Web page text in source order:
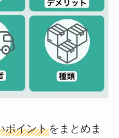
ポイントをまとめま